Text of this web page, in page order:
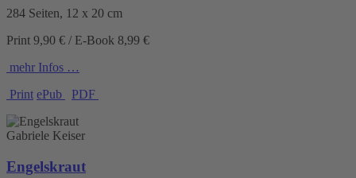
284 Seiten, 12 x 20 cm
Print 9,90 € / E-Book 8,99 €
mehr Infos …
Print ePub PDF
Gabriele Keiser
Engelskraut